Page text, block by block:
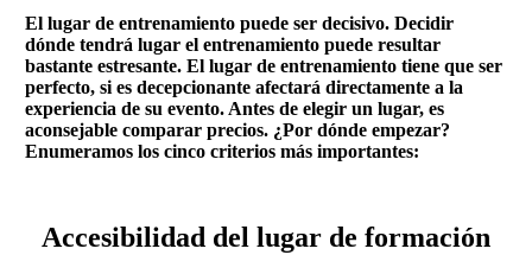
El lugar de entrenamiento puede ser decisivo. Decidir
dónde tendrá lugar el entrenamiento puede resultar
bastante estresante. El lugar de entrenamiento tiene que ser
perfecto, si es decepcionante afectará directamente a la
experiencia de su evento. Antes de elegir un lugar, es
aconsejable comparar precios. ¿Por dónde empezar?
Enumeramos los cinco criterios más importantes:
Accesibilidad del lugar de formación